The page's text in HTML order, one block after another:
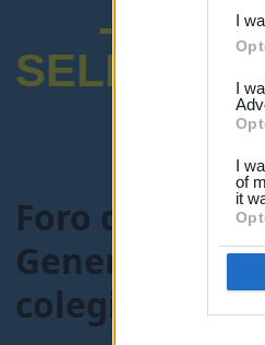
I
I
I
of
it
-
Foro de
General-
colegio en